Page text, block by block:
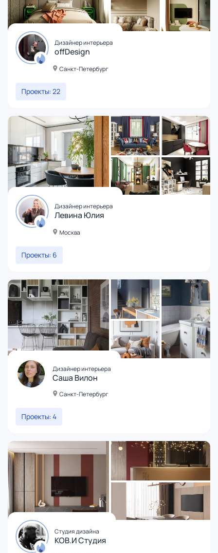
Дизайнер интерьера
offDesign
Санкт-Петербург
Проекты: 22
Дизайнер интерьера
Левина Юлия
Москва
Проекты: 6
Дизайнер интерьера
Саша Вилон
Санкт-Петербург
Проекты: 4
Студия дизайна
КОВ.И Студия